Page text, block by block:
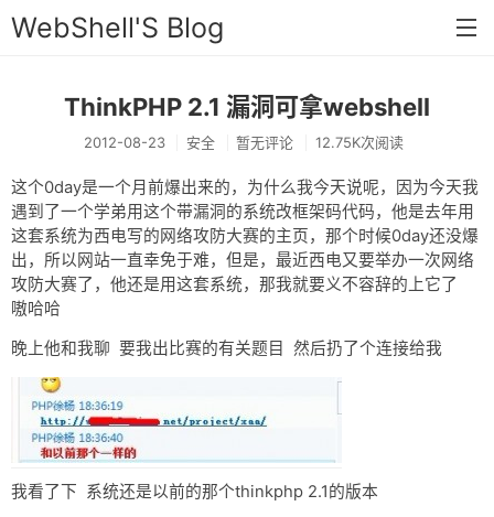
WebShell'S Blog
首页
分类
安全
新闻
技术
链接
留言
网盘
ThinkPHP 2.1 漏洞可拿webshell
2012-08-23 安全 暂无评论 12.75K次阅读
这个0day是一个月前爆出来的，为什么我今天说呢，因为今天我
遇到了一个学弟用这个带漏洞的系统改框架码代码，他是去年用
这套系统为西电写的网络攻防大赛的主页，那个时候0day还没爆
出，所以网站一直幸免于难，但是，最近西电又要举办一次网络
攻防大赛了，他还是用这套系统，那我就要义不容辞的上它了
嗷哈哈
晚上他和我聊 要我出比赛的有关题目 然后扔了个连接给我
我看了下 系统还是以前的那个thinkphp 2.1的版本